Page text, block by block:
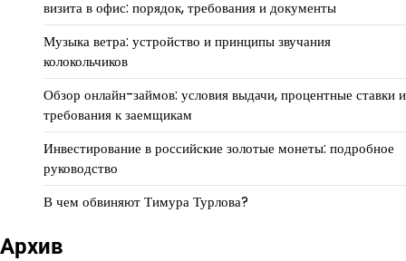
визита в офис: порядок, требования и документы
Музыка ветра: устройство и принципы звучания
колокольчиков
Обзор онлайн-займов: условия выдачи, процентные ставки и
требования к заемщикам
Инвестирование в российские золотые монеты: подробное
руководство
В чем обвиняют Тимура Турлова?
Архив